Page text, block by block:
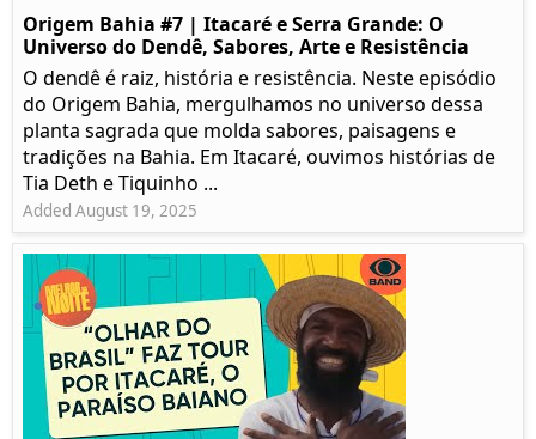
Origem Bahia #7 | Itacaré e Serra Grande: O
Universo do Dendê, Sabores, Arte e Resistência
O dendê é raiz, história e resistência. Neste episódio
do Origem Bahia, mergulhamos no universo dessa
planta sagrada que molda sabores, paisagens e
tradições na Bahia. Em Itacaré, ouvimos histórias de
Tia Deth e Tiquinho ...
Added August 19, 2025